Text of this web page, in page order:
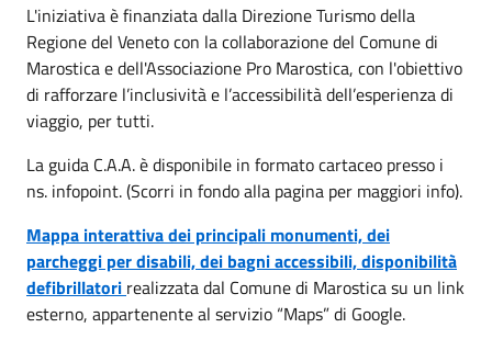
L'iniziativa è finanziata dalla Direzione Turismo della
Regione del Veneto con la collaborazione del Comune di
Marostica e dell'Associazione Pro Marostica, con l'obiettivo
di rafforzare l’inclusività e l’accessibilità dell’esperienza di
viaggio, per tutti.
La guida C.A.A. è disponibile in formato cartaceo presso i
ns. infopoint. (Scorri in fondo alla pagina per maggiori info).
Mappa interattiva dei principali monumenti, dei
parcheggi per disabili, dei bagni accessibili, disponibilità
defibrillatori realizzata dal Comune di Marostica su un link
esterno, appartenente al servizio “Maps” di Google.